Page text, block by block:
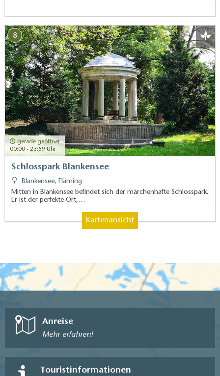
8
gerade geöffnet
00:00 - 23:59 Uhr
Schlosspark Blankensee
Blankensee, Fläming
Mitten in Blankensee befindet sich der märchenhafte Schlosspark.
Er ist der perfekte Ort,…
Kartenansicht
Anreise
Mehr erfahren!
Touristinformationen